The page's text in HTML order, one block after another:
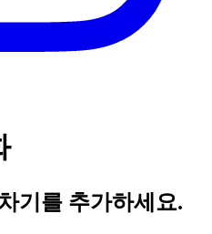
기를 추가하세요.